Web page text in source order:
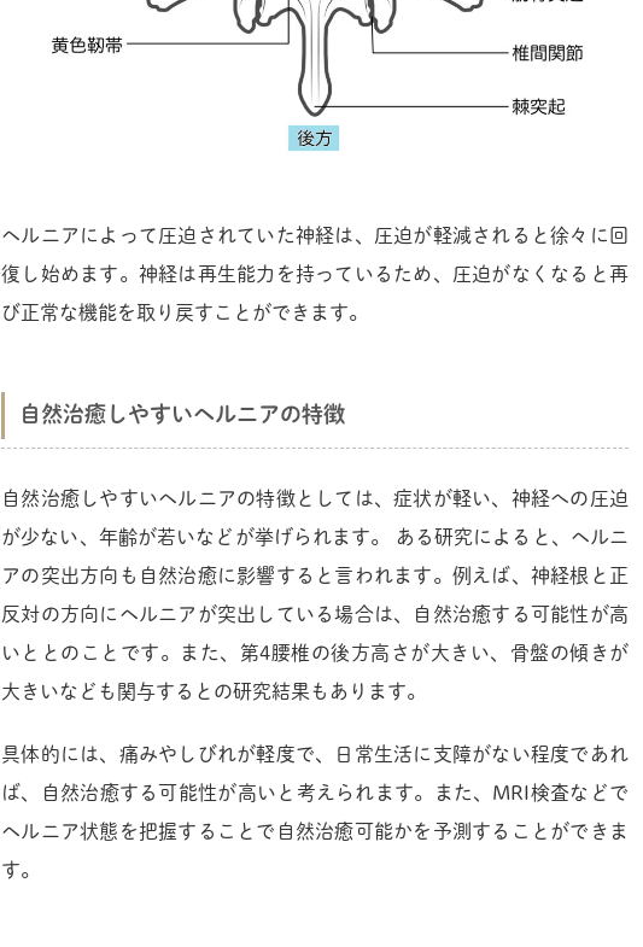
ヘルニアによって圧迫されていた神経は、圧迫が軽減されると徐々に回
復し始めます。神経は再生能力を持っているため、圧迫がなくなると再
び正常な機能を取り戻すことができます。
自然治癒しやすいヘルニアの特徴
自然治癒しやすいヘルニアの特徴としては、症状が軽い、神経への圧迫
が少ない、年齢が若いなどが挙げられます。 ある研究によると、ヘルニ
アの突出方向も自然治癒に影響すると言われます。例えば、神経根と正
反対の方向にヘルニアが突出している場合は、自然治癒する可能性が高
いととのことです。また、第4腰椎の後方高さが大きい、骨盤の傾きが
大きいなども関与するとの研究結果もあります。
具体的には、痛みやしびれが軽度で、日常生活に支障がない程度であれ
ば、自然治癒する可能性が高いと考えられます。また、MRI検査などで
ヘルニア状態を把握することで自然治癒可能かを予測することができま
す。